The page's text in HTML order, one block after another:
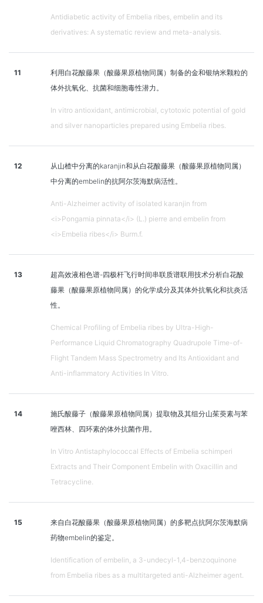
Antidiabetic activity of Embelia ribes, embelin and its
derivatives: A systematic review and meta-analysis.
11
利用白花酸藤果（酸藤果原植物同属）制备的金和银纳米颗粒的
体外抗氧化、抗菌和细胞毒性潜力。
In vitro antioxidant, antimicrobial, cytotoxic potential of gold
and silver nanoparticles prepared using Embelia ribes.
12
从山楂中分离的karanjin和从白花酸藤果（酸藤果原植物同属）
中分离的embelin的抗阿尔茨海默病活性。
Anti-Alzheimer activity of isolated karanjin from
<i>Pongamia pinnata</i> (L.) pierre and embelin from
<i>Embelia ribes</i> Burm.f.
13
超高效液相色谱-四极杆飞行时间串联质谱联用技术分析白花酸
藤果（酸藤果原植物同属）的化学成分及其体外抗氧化和抗炎活
性。
Chemical Profiling of Embelia ribes by Ultra-High-
Performance Liquid Chromatography Quadrupole Time-of-
Flight Tandem Mass Spectrometry and Its Antioxidant and
Anti-inflammatory Activities In Vitro.
14
施氏酸藤子（酸藤果原植物同属）提取物及其组分山茱萸素与苯
唑西林、四环素的体外抗菌作用。
In Vitro Antistaphylococcal Effects of Embelia schimperi
Extracts and Their Component Embelin with Oxacillin and
Tetracycline.
15
来自白花酸藤果（酸藤果原植物同属）的多靶点抗阿尔茨海默病
药物embelin的鉴定。
Identification of embelin, a 3-undecyl-1,4-benzoquinone
from Embelia ribes as a multitargeted anti-Alzheimer agent.